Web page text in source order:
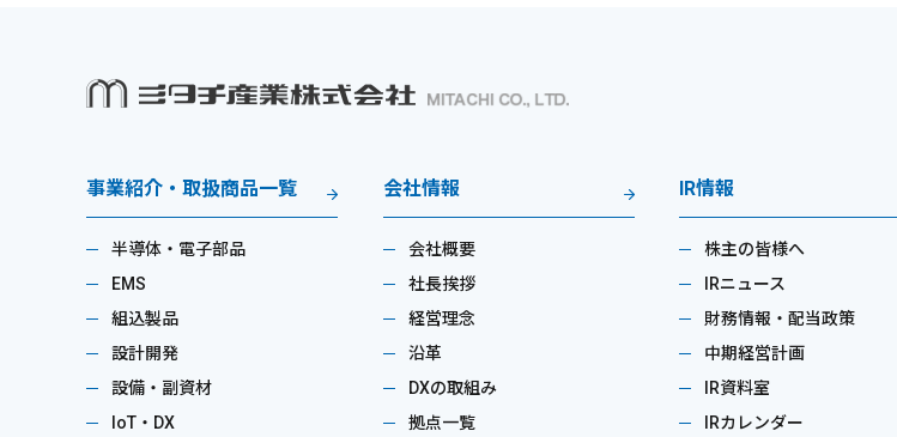
事業紹介・取扱商品一覧
半導体・電子部品
EMS
組込製品
設計開発
設備・副資材
IoT・DX
会社情報
会社概要
社長挨拶
経営理念
沿革
DXの取組み
拠点一覧
IR情報
株主の皆様へ
IRニュース
財務情報・配当政策
中期経営計画
IR資料室
IRカレンダー